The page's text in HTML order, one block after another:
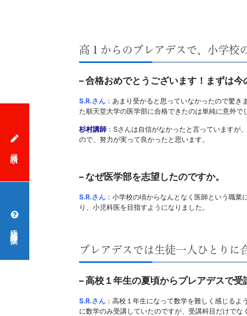
高１からのプレアデスで、小学校
– 合格おめでとうございます！まずは今
S.R.さん ： あまり受かると思っていなかったので驚き
た順天堂大学の医学部に合格できたのは単純に意外で
杉村講師 ：Sさんは自信がなかったと言っています
ので、努力が実って良かったと思います。
–なぜ医学部を志望したのですか。
S.R.さん ： 小学校の頃からなんとなく医師という職業
り、小児科医を目指すようになりました。
プレアデスでは生徒一人ひとりに
– 高校１年生の夏頃からプレアデスで
S.R.さん ：高校１年生になって数学を難しく感じる
に数学のみ受講していたのですが、受講科目だけで
受講相談・体験授業